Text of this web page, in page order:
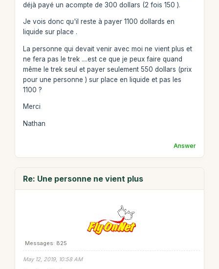
déjà payé un acompte de 300 dollars (2 fois 150 ).
Je vois donc qu'il reste à payer 1100 dollards en
liquide sur place .
La personne qui devait venir avec moi ne vient plus et
ne fera pas le trek ....est ce que je peux faire quand
même le trek seul et payer seulement 550 dollars (prix
pour une personne ) sur place en liquide et pas les
1100 ?
Merci
Nathan
Answer
Re: Une personne ne vient plus
Messages: 825
May 12, 2019, 10:58 AM